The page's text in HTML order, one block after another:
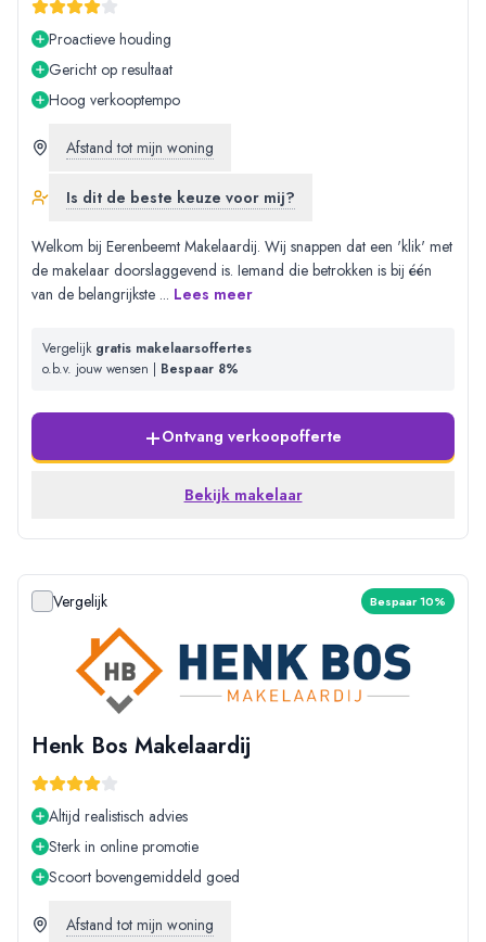
Proactieve houding
Gericht op resultaat
Hoog verkooptempo
Afstand tot mijn woning
Is dit de beste keuze voor mij?
Welkom bij Eerenbeemt Makelaardij. Wij snappen dat een 'klik' met
de makelaar doorslaggevend is. Iemand die betrokken is bij één
van de belangrijkste ... Lees meer
Vergelijk gratis makelaarsoffertes
o.b.v. jouw wensen | Bespaar 8%
+Ontvang verkoopofferte
Bekijk makelaar
Vergelijk Bespaar 10%
Henk Bos Makelaardij
Altijd realistisch advies
Sterk in online promotie
Scoort bovengemiddeld goed
Afstand tot mijn woning